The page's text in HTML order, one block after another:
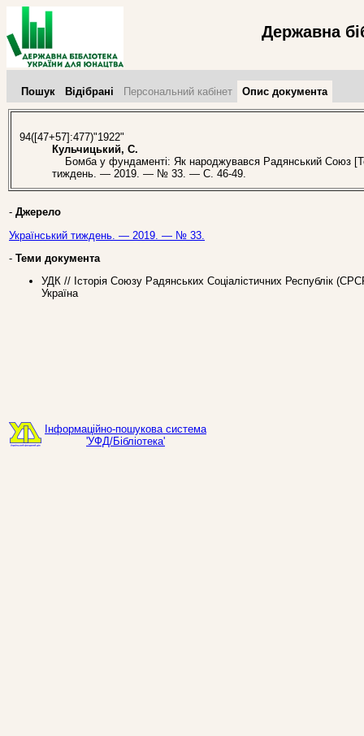
Державна
Пошук Відібрані Персональний кабінет Опис документа
94([47+57]:477)"1922"
Кульчицький, С.
Бомба у фундаменті: Як народжувався Радянський Союз
тиждень. — 2019. — № 33. — С. 46-49.
- Джерело
Український тиждень. — 2019. — № 33.
- Теми документа
УДК // Історія Союзу Радянських Соціалістичних Республік
Україна
Інформаційно-пошукова система
'УФД/Бібліотека'